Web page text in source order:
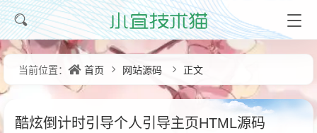
当前位置： 首页 网站源码 正文
酷炫倒计时引导个人引导主页HTML源码